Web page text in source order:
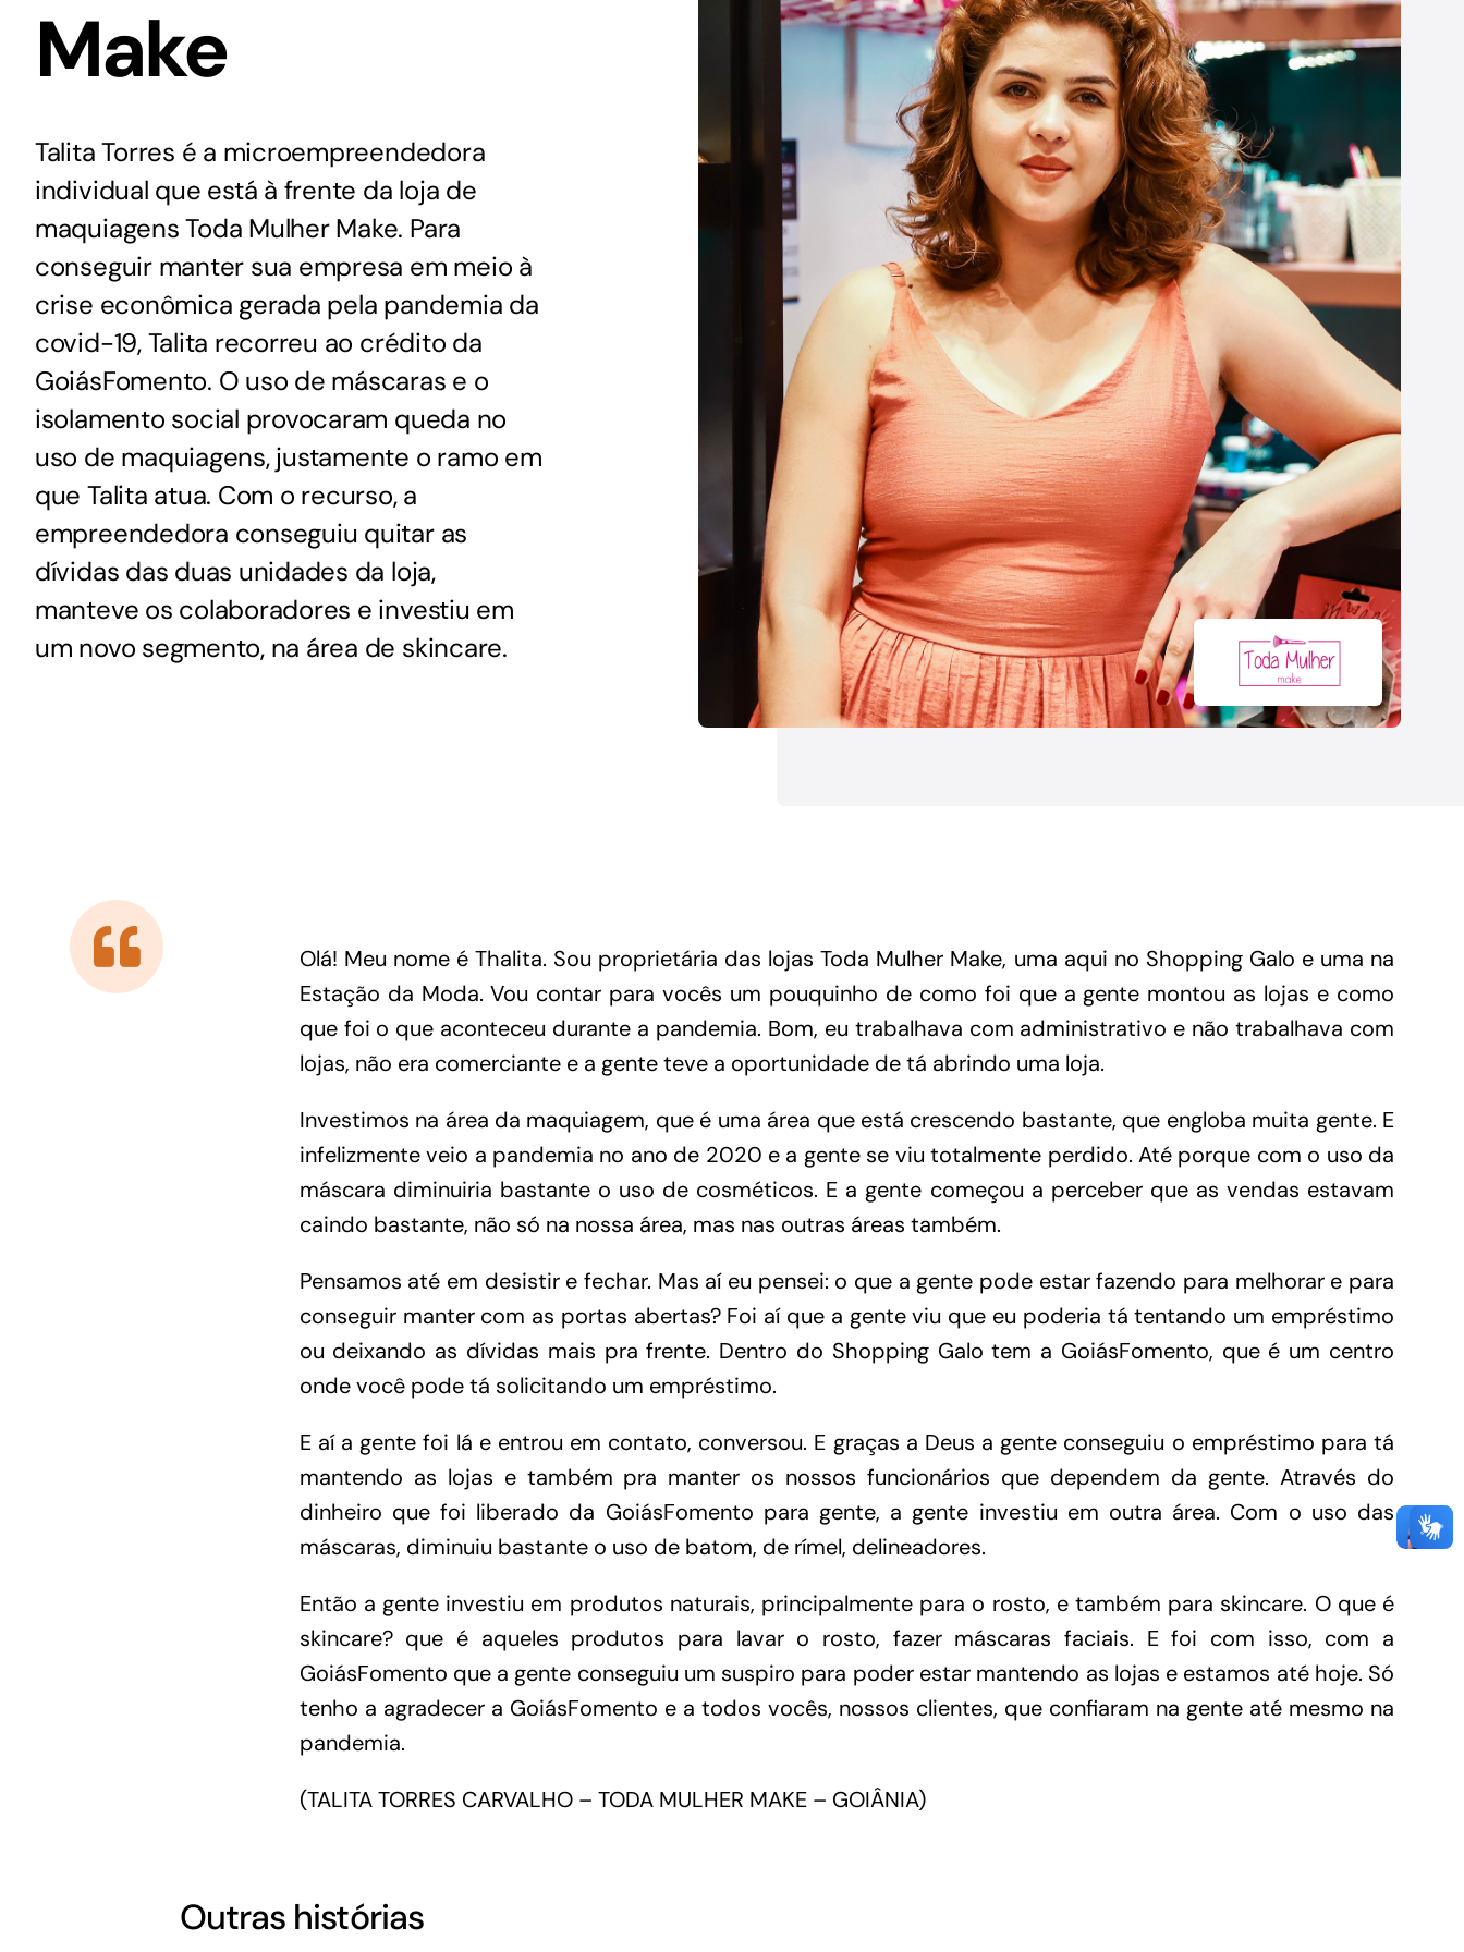
GoiásFomento Giro GoiásFomento Investimento
Para modernizar, ampliar, adquirir maquinários,
Microcrédito
Para MEI, microempresas e pessoas físicas
(feirantes e transportes)
Turismo
Para os negócios voltados aos serviços do setor de
turismo
Repasse
Financiamentos com recursos do BNDES, Fungetur,
Todas Linhas de Crédito
Conheça as demais linhas de crédito da
GoiásFomento
Make
Talita Torres é a microempreendedora
individual que está à frente da loja de
maquiagens Toda Mulher Make. Para
conseguir manter sua empresa em meio à
crise econômica gerada pela pandemia da
covid-19, Talita recorreu ao crédito da
GoiásFomento. O uso de máscaras e o
isolamento social provocaram queda no
uso de maquiagens, justamente o ramo em
que Talita atua. Com o recurso, a
empreendedora conseguiu quitar as
dívidas das duas unidades da loja,
manteve os colaboradores e investiu em
um novo segmento, na área de skincare.
Olá! Meu nome é Thalita. Sou proprietária das lojas Toda Mulher Make, uma aqui no Shopping Galo e uma na
Estação da Moda. Vou contar para vocês um pouquinho de como foi que a gente montou as lojas e como
que foi o que aconteceu durante a pandemia. Bom, eu trabalhava com administrativo e não trabalhava com
lojas, não era comerciante e a gente teve a oportunidade de tá abrindo uma loja.
Investimos na área da maquiagem, que é uma área que está crescendo bastante, que engloba muita gente. E
infelizmente veio a pandemia no ano de 2020 e a gente se viu totalmente perdido. Até porque com o uso da
máscara diminuiria bastante o uso de cosméticos. E a gente começou a perceber que as vendas estavam
caindo bastante, não só na nossa área, mas nas outras áreas também.
Pensamos até em desistir e fechar. Mas aí eu pensei: o que a gente pode estar fazendo para melhorar e para
conseguir manter com as portas abertas? Foi aí que a gente viu que eu poderia tá tentando um empréstimo
ou deixando as dívidas mais pra frente. Dentro do Shopping Galo tem a GoiásFomento, que é um centro
onde você pode tá solicitando um empréstimo.
E aí a gente foi lá e entrou em contato, conversou. E graças a Deus a gente conseguiu o empréstimo para tá
mantendo as lojas e também pra manter os nossos funcionários que dependem da gente. Através do
dinheiro que foi liberado da GoiásFomento para gente, a gente investiu em outra área. Com o uso das
máscaras, diminuiu bastante o uso de batom, de rímel, delineadores.
Então a gente investiu em produtos naturais, principalmente para o rosto, e também para skincare. O que é
skincare? que é aqueles produtos para lavar o rosto, fazer máscaras faciais. E foi com isso, com a
GoiásFomento que a gente conseguiu um suspiro para poder estar mantendo as lojas e estamos até hoje. Só
tenho a agradecer a GoiásFomento e a todos vocês, nossos clientes, que confiaram na gente até mesmo na
pandemia.
(TALITA TORRES CARVALHO – TODA MULHER MAKE – GOIÂNIA)
Outras histórias